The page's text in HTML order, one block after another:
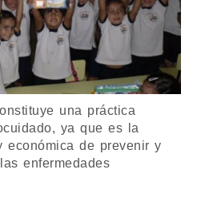
una práctica
ya que es la
económica de prevenir y
enfermedades